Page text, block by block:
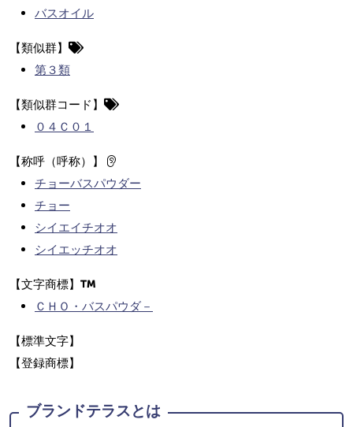
バスオイル
【類似群】
第３類
【類似群コード】
０４Ｃ０１
【称呼（呼称）】
チョーバスパウダー
チョー
シイエイチオオ
シイエッチオオ
【文字商標】
ＣＨＯ・バスパウダ－
【標準文字】
【登録商標】
ブランドテラスとは